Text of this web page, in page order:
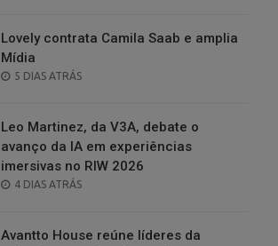
Lovely contrata Camila Saab e amplia
Mídia
POSTED
5 DIAS ATRÁS
Leo Martinez, da V3A, debate o
avanço da IA em experiências
imersivas no RIW 2026
POSTED
4 DIAS ATRÁS
Avantto House reúne líderes da